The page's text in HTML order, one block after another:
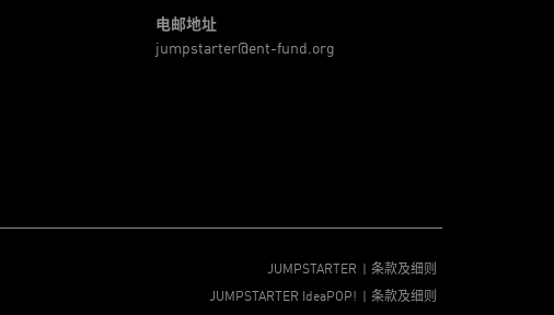
电邮地址
jumpstarter@ent-fund.org
JUMPSTARTER
条款及细则
JUMPSTARTER IdeaPOP!
条款及细则